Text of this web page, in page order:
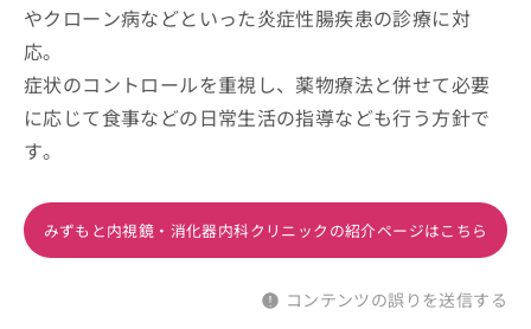
やクローン病などといった炎症性腸疾患の診療に対
応。
症状のコントロールを重視し、薬物療法と併せて必要
に応じて食事などの日常生活の指導なども行う方針で
す。
みずもと内視鏡・消化器内科クリニックの紹介ページはこちら
コンテンツの誤りを送信する